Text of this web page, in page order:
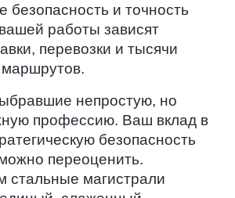
безопасность и точность
работы зависят
перевозки и тысячи
маршрутов.
непростую, но
профессию. Ваш вклад в
безопасность
переоценить.
стальные магистрали